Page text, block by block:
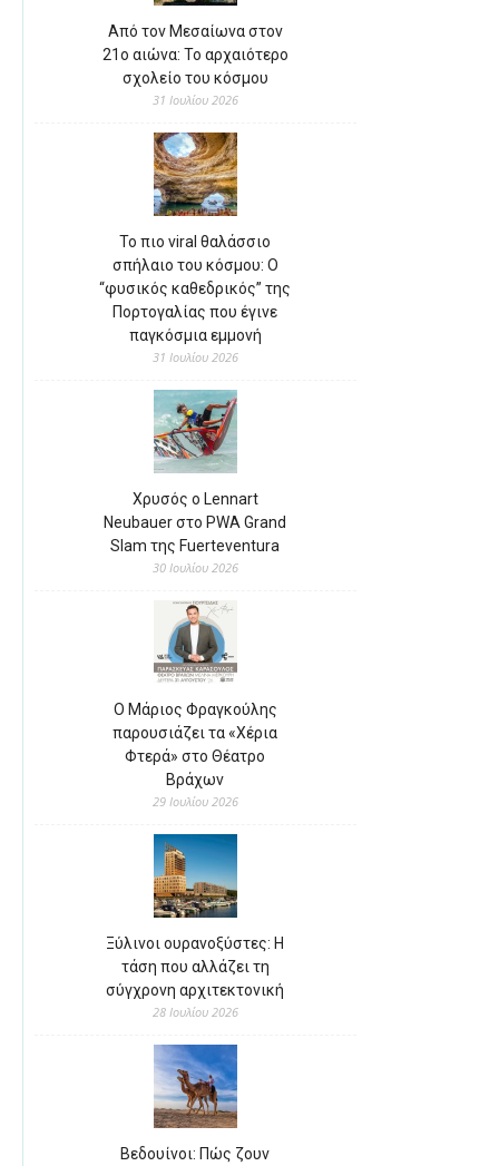
Από τον Μεσαίωνα στον
21ο αιώνα: Το αρχαιότερο
σχολείο του κόσμου
31 Ιουλίου 2026
Το πιο viral θαλάσσιο
σπήλαιο του κόσμου: Ο
“φυσικός καθεδρικός” της
Πορτογαλίας που έγινε
παγκόσμια εμμονή
31 Ιουλίου 2026
Χρυσός ο Lennart
Neubauer στο PWA Grand
Slam της Fuerteventura
30 Ιουλίου 2026
Ο Μάριος Φραγκούλης
παρουσιάζει τα «Χέρια
Φτερά» στο Θέατρο
Βράχων
29 Ιουλίου 2026
Ξύλινοι ουρανοξύστες: Η
τάση που αλλάζει τη
σύγχρονη αρχιτεκτονική
28 Ιουλίου 2026
Βεδουίνοι: Πώς ζουν